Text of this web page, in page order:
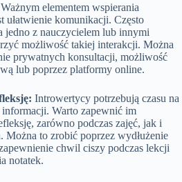
Ważnym elementem wspierania
komunikacji. Często
jedno z nauczycielem lub innymi
możliwość takiej interakcji. Można
prywatnych konsultacji, możliwość
lub poprzez platformy online.
Introwertycy potrzebują czasu na
Warto zapewnić im
zarówno podczas zajęć, jak i
Można to zrobić poprzez wydłużenie
chwil ciszy podczas lekcji
notatek.